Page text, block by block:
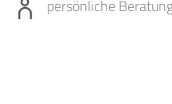
persönliche